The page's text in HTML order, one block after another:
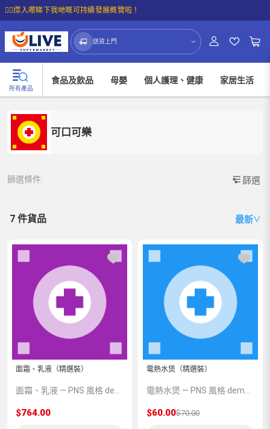
☝🏼㩒入嚟睇下我哋嘅可持續發展概覽啦！
送貨上門
所有產品
食品及飲品 母嬰 個人護理、健康 家居生活
可口可樂
篩選條件: 篩選
7 件貨品 最新∨
面霜、乳液（精選裝）
$764.00
電熱水煲（精選裝）
$60.00$70.00